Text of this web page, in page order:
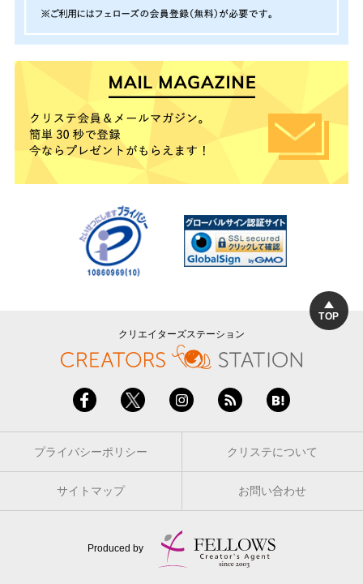
TOP
クリエイターズステーション
プライバシーポリシー クリステについて
サイトマップ お問い合わせ
Produced by